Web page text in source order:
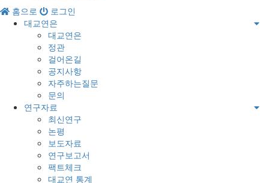
홈으로
로그인
대교연은
대교연은
정관
걸어온길
공지사항
자주하는질문
문의
연구자료
최신연구
논평
보도자료
연구보고서
팩트체크
대교연 통계